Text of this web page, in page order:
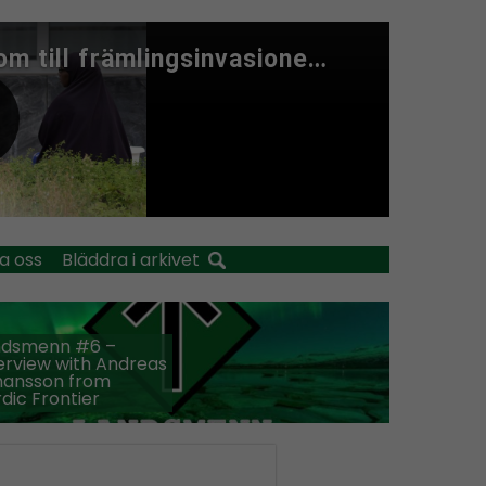
oss Bläddra i arkivet
#6 –
with Andreas
from
Frontier